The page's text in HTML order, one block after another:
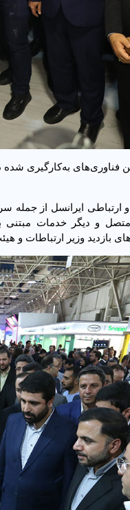
فناوری‌های به‌کارگیری
و دیگر خدمات مبتنی بر
وزیر ارتباطات و هیئت